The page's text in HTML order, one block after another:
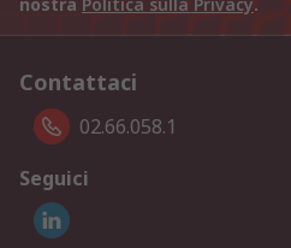
nostra Politica sulla Privacy.
Contattaci
02.66.058.1
Seguici